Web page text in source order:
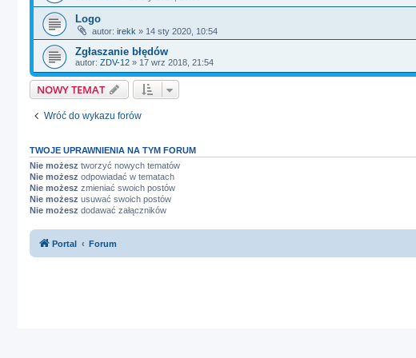
Logo
autor: irekk » 14 sty 2020, 10:54
Zgłaszanie błędów
autor: ZDV-12 » 17 wrz 2018, 21:54
NOWY TEMAT
Wróć do wykazu forów
TWOJE UPRAWNIENIA NA TYM FORUM
Nie możesz tworzyć nowych tematów
Nie możesz odpowiadać w tematach
Nie możesz zmieniać swoich postów
Nie możesz usuwać swoich postów
Nie możesz dodawać załączników
Portal Forum